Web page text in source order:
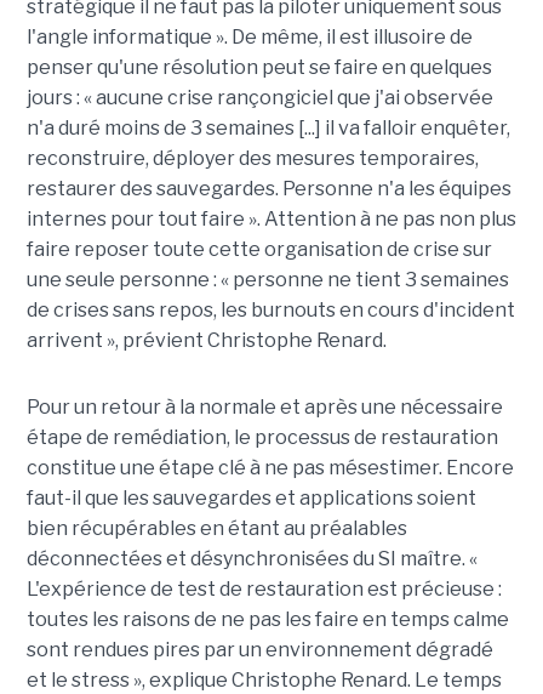
stratégique il ne faut pas la piloter uniquement sous
l'angle informatique ». De même, il est illusoire de
penser qu'une résolution peut se faire en quelques
jours : « aucune crise rançongiciel que j'ai observée
n'a duré moins de 3 semaines [...] il va falloir enquêter,
reconstruire, déployer des mesures temporaires,
restaurer des sauvegardes. Personne n'a les équipes
internes pour tout faire ». Attention à ne pas non plus
faire reposer toute cette organisation de crise sur
une seule personne : « personne ne tient 3 semaines
de crises sans repos, les burnouts en cours d'incident
arrivent », prévient Christophe Renard.
Pour un retour à la normale et après une nécessaire
étape de remédiation, le processus de restauration
constitue une étape clé à ne pas mésestimer. Encore
faut-il que les sauvegardes et applications soient
bien récupérables en étant au préalables
déconnectées et désynchronisées du SI maître. «
L'expérience de test de restauration est précieuse :
toutes les raisons de ne pas les faire en temps calme
sont rendues pires par un environnement dégradé
et le stress », explique Christophe Renard. Le temps